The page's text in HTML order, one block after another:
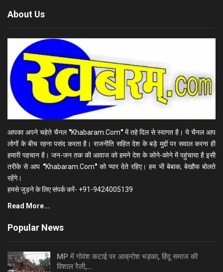
About Us
आपका अपने चहेते चैनल "Khabaram.Com"में तहे दिल से स्वागत है। ये चैनल आप
लोगों के बीच रहना पसंद करता है। राजनीति सहित देश के बड़े मुद्दों पर सवाल करना ही
हमारी पहचान है। जन-जन तक की आवाज को हमने देश के कोने-कोने में पहुंचाया है इसी
तरीके से आप "Khabaram.Com"को प्यार देते रहिए। हम भी बेबाक, बेखौफ बोलते
रहेंगे।
हमसे जुड़ने के लिए संपर्क करें- +91-9424005139
Read More...
Popular News
MP में गोवंश कटाई पर आक्रोश भड़का, हिंदू समाज की
विशाल रैली,…